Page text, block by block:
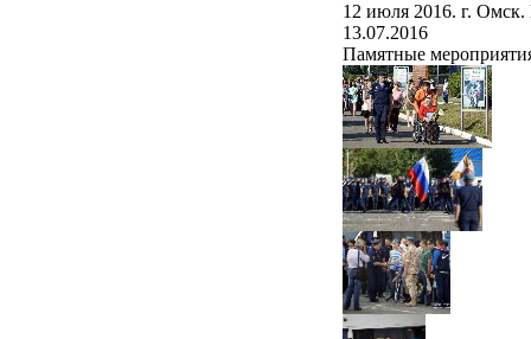
12 июля 2016. г.
13.07.2016
Памятные